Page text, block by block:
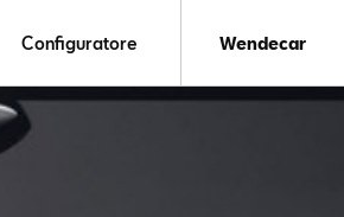
Configuratore Wendecar